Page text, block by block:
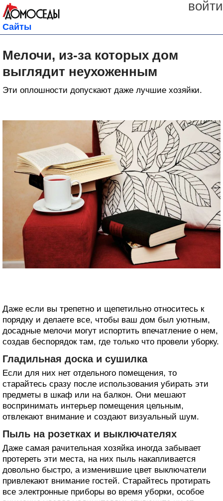
войти
Сайты
Мелочи, из-за которых дом
выглядит неухоженным
Эти оплошности допускают даже лучшие хозяйки.
Даже если вы трепетно и щепетильно относитесь к
порядку и делаете все, чтобы ваш дом был уютным,
досадные мелочи могут испортить впечатление о нем,
создав беспорядок там, где только что провели уборку.
Гладильная доска и сушилка
Если для них нет отдельного помещения, то
старайтесь сразу после использования убирать эти
предметы в шкаф или на балкон. Они мешают
воспринимать интерьер помещения цельным,
отвлекают внимание и создают визуальный шум.
Пыль на розетках и выключателях
Даже самая рачительная хозяйка иногда забывает
протереть эти места, на них пыль накапливается
довольно быстро, а изменившие цвет выключатели
привлекают внимание гостей. Старайтесь протирать
все электронные приборы во время уборки, особое